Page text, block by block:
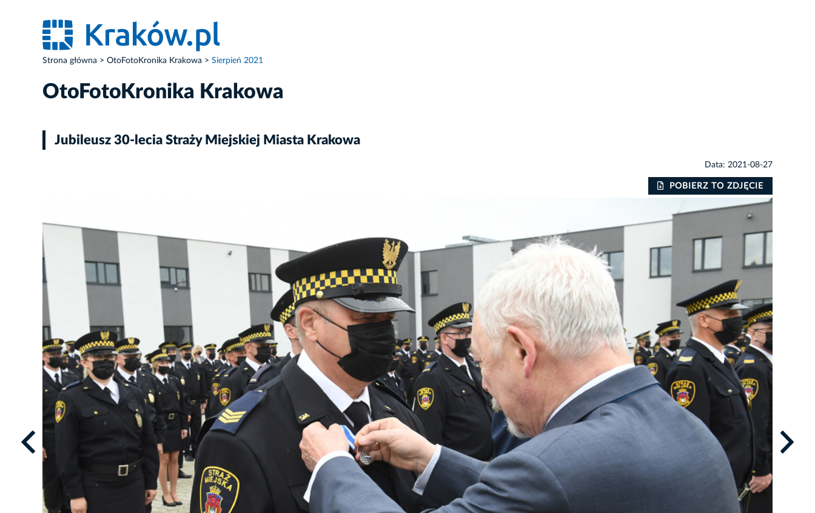
Strona główna OtoFotoKronika Krakowa Sierpień 2021
OtoFotoKronika Krakowa
Jubileusz 30-lecia Straży Miejskiej Miasta Krakowa
Data: 2021-08-27
POBIERZ TO ZDJĘCIE